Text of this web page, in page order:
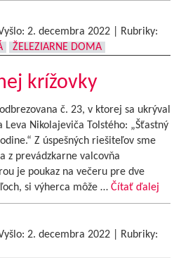
2. decembra 2022
Rubriky:
ŽELEZIARNE DOMA
krížovky
č. 23, v ktorej sa ukrýval
Nikolajeviča Tolstého: „Šťastný
Z úspešných riešiteľov sme
z prevádzkarne valcovňa
je poukaz na večeru pre dve
si výherca môže … Čítať ďalej
2. decembra 2022
Rubriky: